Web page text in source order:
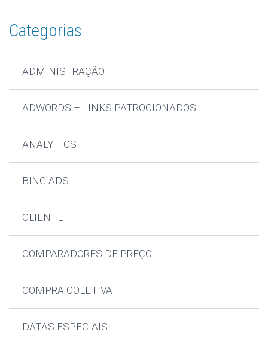
Categorias
ADMINISTRAÇÃO
ADWORDS – LINKS PATROCIONADOS
ANALYTICS
BING ADS
CLIENTE
COMPARADORES DE PREÇO
COMPRA COLETIVA
DATAS ESPECIAIS